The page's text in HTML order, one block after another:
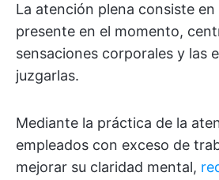
La atención plena consiste
presente en el momento,
sensaciones corporales y las
juzgarlas.
Mediante la práctica de la
empleados con exceso de
mejorar su claridad mental,